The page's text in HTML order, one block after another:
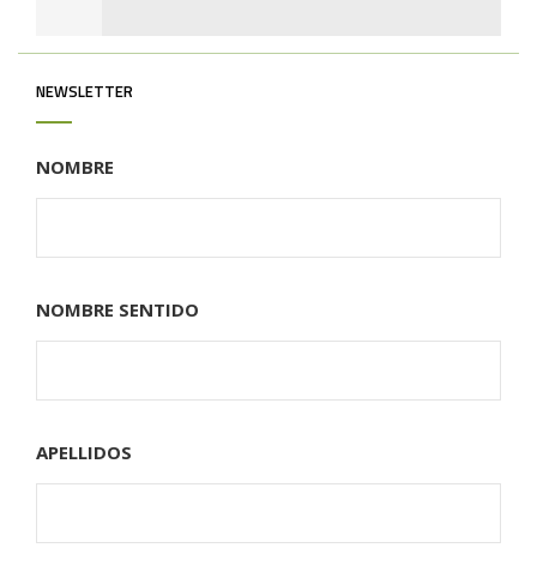
NEWSLETTER
NOMBRE
NOMBRE SENTIDO
APELLIDOS